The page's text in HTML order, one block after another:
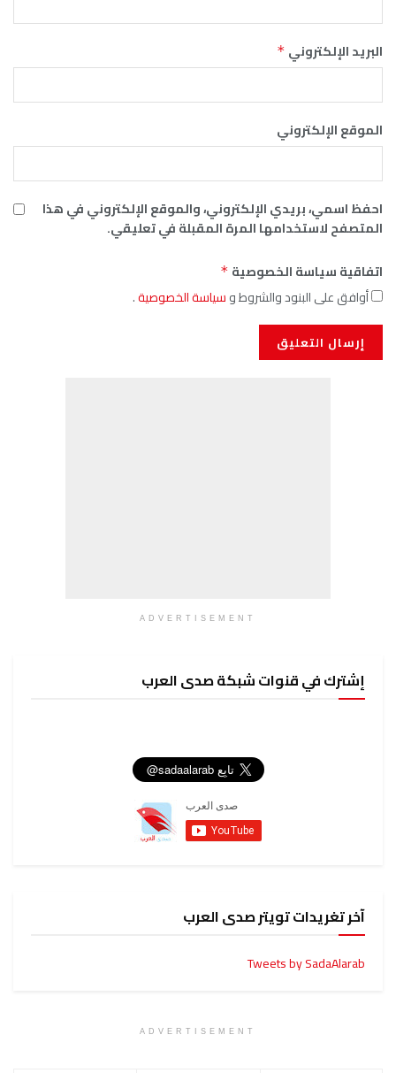
البريد الإلكتروني *
الموقع الإلكتروني
احفظ اسمي، بريدي الإلكتروني، والموقع الإلكتروني في هذا
المتصفح لاستخدامها المرة المقبلة في تعليقي.
اتفاقية سياسة الخصوصية *
أوافق على البنود والشروط وسياسة الخصوصية.
ADVERTISEMENT
إشترك في قنوات شبكة صدى العرب
آخر تغريدات تويتر صدى العرب
Tweets by SadaAlarab
ADVERTISEMENT